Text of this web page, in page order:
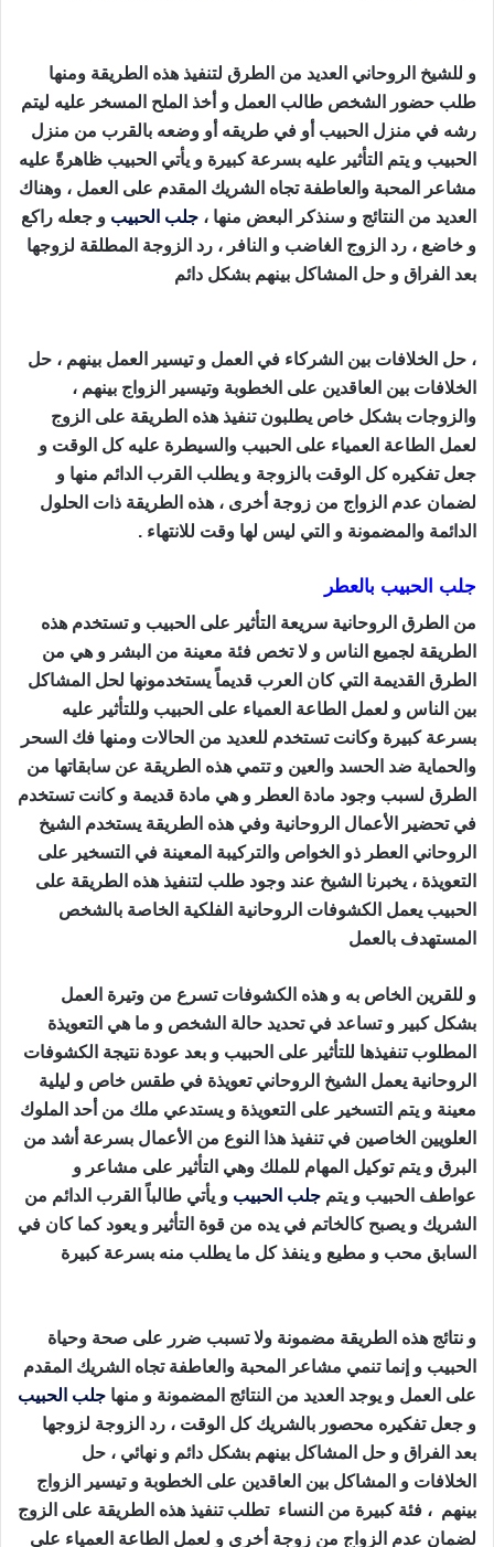
و للشيخ الروحاني العديد من الطرق لتنفيذ هذه الطريقة ومنها
طلب حضور الشخص طالب العمل و أخذ الملح المسخر عليه ليتم
رشه في منزل الحبيب أو في طريقه أو وضعه بالقرب من منزل
الحبيب و يتم التأثير عليه بسرعة كبيرة و يأتي الحبيب ظاهرةً عليه
مشاعر المحبة والعاطفة تجاه الشريك المقدم على العمل ، وهناك
العديد من النتائج و سنذكر البعض منها ، جلب الحبيب و جعله راكع
و خاضع ، رد الزوج الغاضب و النافر ، رد الزوجة المطلقة لزوجها
بعد الفراق و حل المشاكل بينهم بشكل دائم
، حل الخلافات بين الشركاء في العمل و تيسير العمل بينهم ، حل
الخلافات بين العاقدين على الخطوبة وتيسير الزواج بينهم ،
والزوجات بشكل خاص يطلبون تنفيذ هذه الطريقة على الزوج
لعمل الطاعة العمياء على الحبيب والسيطرة عليه كل الوقت و
جعل تفكيره كل الوقت بالزوجة و يطلب القرب الدائم منها و
لضمان عدم الزواج من زوجة أخرى ، هذه الطريقة ذات الحلول
الدائمة والمضمونة و التي ليس لها وقت للانتهاء .
جلب الحبيب بالعطر
من الطرق الروحانية سريعة التأثير على الحبيب و تستخدم هذه
الطريقة لجميع الناس و لا تخص فئة معينة من البشر و هي من
الطرق القديمة التي كان العرب قديماً يستخدمونها لحل المشاكل
بين الناس و لعمل الطاعة العمياء على الحبيب وللتأثير عليه
بسرعة كبيرة وكانت تستخدم للعديد من الحالات ومنها فك السحر
والحماية ضد الحسد والعين و تتمي هذه الطريقة عن سابقاتها من
الطرق لسبب وجود مادة العطر و هي مادة قديمة و كانت تستخدم
في تحضير الأعمال الروحانية وفي هذه الطريقة يستخدم الشيخ
الروحاني العطر ذو الخواص والتركيبة المعينة في التسخير على
التعويذة ، يخبرنا الشيخ عند وجود طلب لتنفيذ هذه الطريقة على
الحبيب يعمل الكشوفات الروحانية الفلكية الخاصة بالشخص
المستهدف بالعمل
و للقرين الخاص به و هذه الكشوفات تسرع من وتيرة العمل
بشكل كبير و تساعد في تحديد حالة الشخص و ما هي التعويذة
المطلوب تنفيذها للتأثير على الحبيب و بعد عودة نتيجة الكشوفات
الروحانية يعمل الشيخ الروحاني تعويذة في طقس خاص و ليلية
معينة و يتم التسخير على التعويذة و يستدعي ملك من أحد الملوك
العلويين الخاصين في تنفيذ هذا النوع من الأعمال بسرعة أشد من
البرق و يتم توكيل المهام للملك وهي التأثير على مشاعر و
عواطف الحبيب و يتم جلب الحبيب و يأتي طالباً القرب الدائم من
الشريك و يصبح كالخاتم في يده من قوة التأثير و يعود كما كان في
السابق محب و مطيع و ينفذ كل ما يطلب منه بسرعة كبيرة
و نتائج هذه الطريقة مضمونة ولا تسبب ضرر على صحة وحياة
الحبيب و إنما تنمي مشاعر المحبة والعاطفة تجاه الشريك المقدم
على العمل و يوجد العديد من النتائج المضمونة و منها جلب الحبيب
و جعل تفكيره محصور بالشريك كل الوقت ، رد الزوجة لزوجها
بعد الفراق و حل المشاكل بينهم بشكل دائم و نهائي ، حل
الخلافات و المشاكل بين العاقدين على الخطوبة و تيسير الزواج
بينهم ، فئة كبيرة من النساء تطلب تنفيذ هذه الطريقة على الزوج
لضمان عدم الزواج من زوجة أخرى و لعمل الطاعة العمياء على